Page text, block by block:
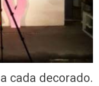
cada decorado.